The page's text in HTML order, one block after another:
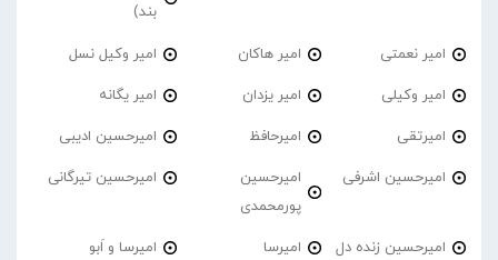
بند)
امیر نعمتی امیر هاکان امیر وکیل نسل
امیر وکیلی امیر یزدان امیر یگانه
امیرتقی امیرحافظ امیرحسین ادیبی
امیرحسین اشرفی
امیرحسین
پورمحمدی
امیرحسین تیرگانی
امیرحسین زنده دل امیرسا امیرسا و اَبو